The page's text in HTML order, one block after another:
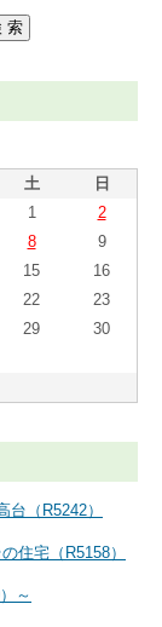
土 日
1
2
8
9
15
16
22
23
29
30
（R5242）
住宅（R5158）
～